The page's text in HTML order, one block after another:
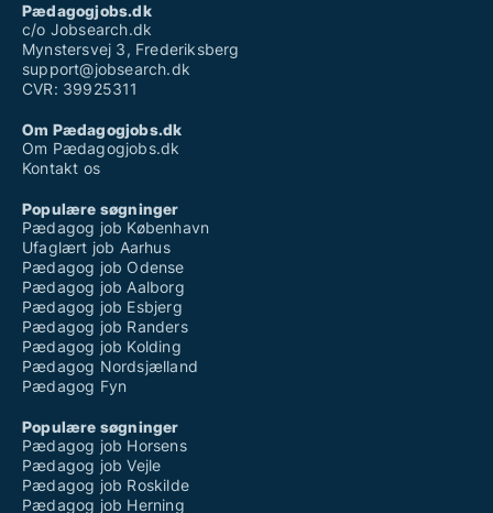
Pædagogjobs.dk
c/o Jobsearch.dk
Mynstersvej 3, Frederiksberg
support@jobsearch.dk
CVR: 39925311
Om Pædagogjobs.dk
Om Pædagogjobs.dk
Kontakt os
Populære søgninger
Pædagog job København
Ufaglært job Aarhus
Pædagog job Odense
Pædagog job Aalborg
Pædagog job Esbjerg
Pædagog job Randers
Pædagog job Kolding
Pædagog Nordsjælland
Pædagog Fyn
Populære søgninger
Pædagog job Horsens
Pædagog job Vejle
Pædagog job Roskilde
Pædagog job Herning